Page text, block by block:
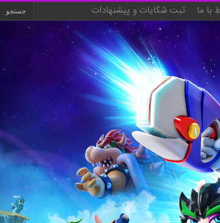
با ما ثبت شکایات و پیشنهادات